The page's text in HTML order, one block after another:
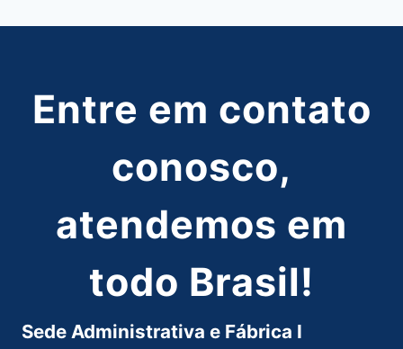
Entre em contato
conosco,
atendemos em
todo Brasil!
Sede Administrativa e Fábrica I